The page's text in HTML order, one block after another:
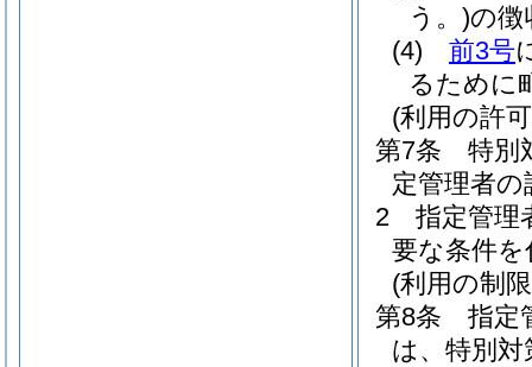
う。)の徴
(4)
前3号
るために
(利用の許
第7条
特別
定管理者
2
指定管理
要な条件
(利用の制
第8条
指定
は、特別